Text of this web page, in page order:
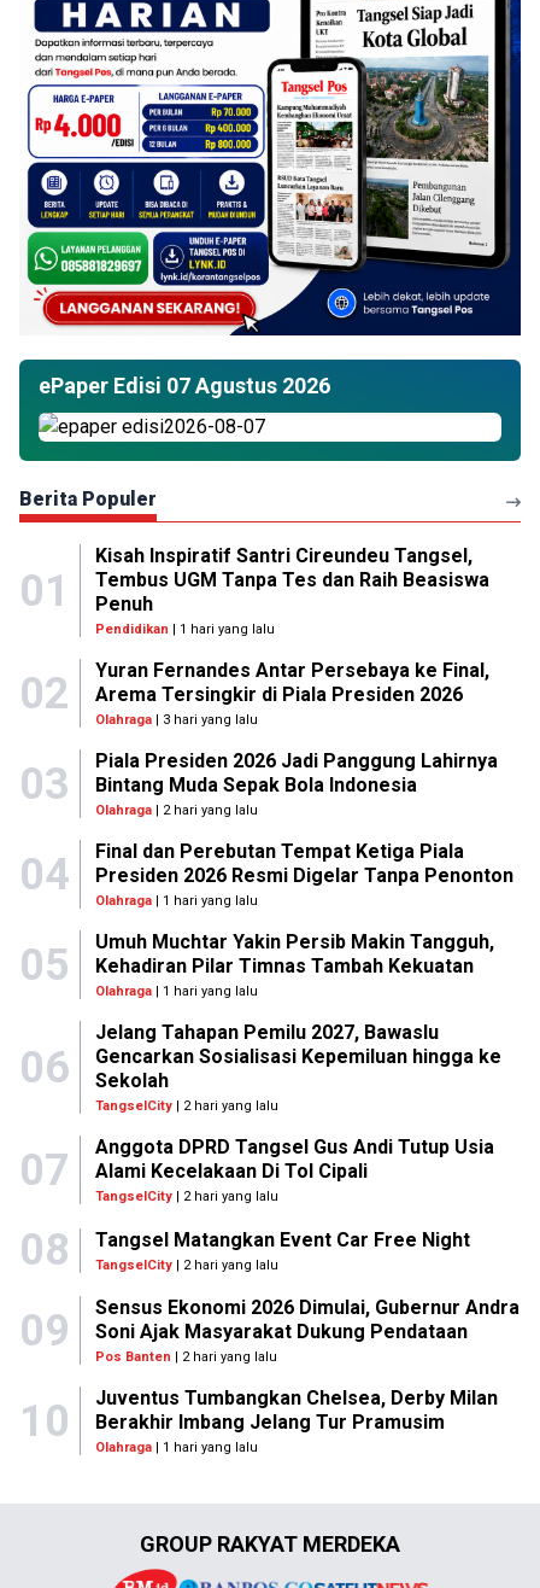
ePaper Edisi 07 Agustus 2026
Berita Populer
01
Kisah Inspiratif Santri Cireundeu Tangsel,
Tembus UGM Tanpa Tes dan Raih Beasiswa
Penuh
Pendidikan | 1 hari yang lalu
02
Yuran Fernandes Antar Persebaya ke Final,
Arema Tersingkir di Piala Presiden 2026
Olahraga| 3 hari yang lalu
03
Piala Presiden 2026 Jadi Panggung Lahirnya
Bintang Muda Sepak Bola Indonesia
Olahraga| 2 hari yang lalu
04
Final dan Perebutan Tempat Ketiga Piala
Presiden 2026 Resmi Digelar Tanpa Penonton
Olahraga| 1 hari yang lalu
05
Umuh Muchtar Yakin Persib Makin Tangguh,
Kehadiran Pilar Timnas Tambah Kekuatan
Olahraga| 1 hari yang lalu
06
Jelang Tahapan Pemilu 2027, Bawaslu
Gencarkan Sosialisasi Kepemiluan hingga ke
Sekolah
TangselCity| 2 hari yang lalu
07
Anggota DPRD Tangsel Gus Andi Tutup Usia
Alami Kecelakaan Di Tol Cipali
TangselCity| 2 hari yang lalu
08 Tangsel Matangkan Event Car Free Night
TangselCity | 2 hari yang lalu
09
Sensus Ekonomi 2026 Dimulai, Gubernur Andra
Soni Ajak Masyarakat Dukung Pendataan
Pos Banten | 2 hari yang lalu
10
Juventus Tumbangkan Chelsea, Derby Milan
Berakhir Imbang Jelang Tur Pramusim
Olahraga| 1 hari yang lalu
GROUP RAKYAT MERDEKA